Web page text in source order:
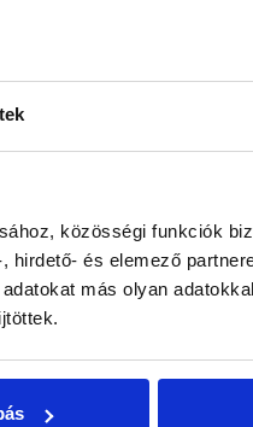
közösségi funkciók
és elemező
más olyan
az elhalt fog,
rendszere, az
az általuk termelt